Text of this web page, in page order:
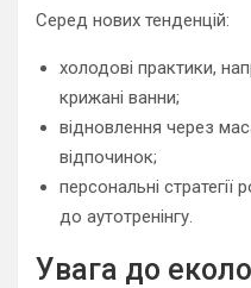
Серед нових тенденцій:
холодові практики,
крижані ванни;
відновлення через
відпочинок;
персональні стратегії
до аутотренінгу.
Увага до